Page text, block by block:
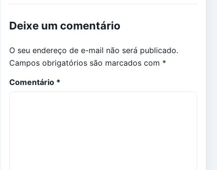
Deixe um comentário
O seu endereço de e-mail não será publicado.
Campos obrigatórios são marcados com *
Comentário *